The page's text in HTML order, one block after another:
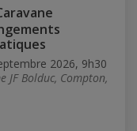
2026, 9h30
JF Bolduc, Compton,